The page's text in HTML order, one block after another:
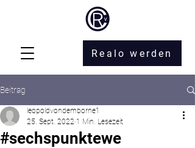
Realo werden
Beitrag
#sechspunktewe
leopoldvondemborne1
25. Sept. 2022 1 Min. Lesezeit